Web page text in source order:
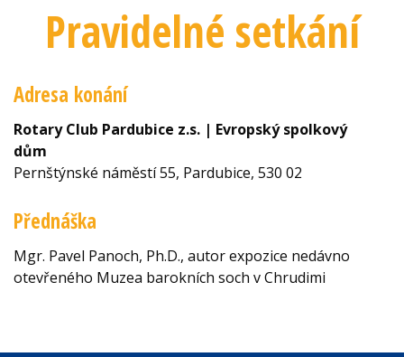
Pravidelné setkání
Adresa konání
Rotary Club Pardubice z.s. | Evropský spolkový
dům
Pernštýnské náměstí 55, Pardubice, 530 02
Přednáška
Mgr. Pavel Panoch, Ph.D., autor expozice nedávno
otevřeného Muzea barokních soch v Chrudimi